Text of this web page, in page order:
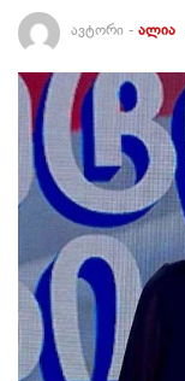
ავტორი - ალია